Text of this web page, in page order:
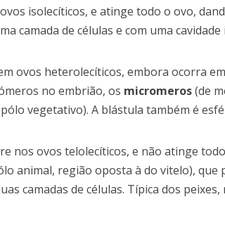
isolecíticos, e atinge todo o ovo,
camada de células e com uma
ovos heterolecíticos, embora ocorra
no embrião, os micromeros(de
vegetativo). A blástula também é
nos ovos telolecíticos, e não atinge
animal, região oposta à do vitelo), que
camadas de células. Típica dos peixes,